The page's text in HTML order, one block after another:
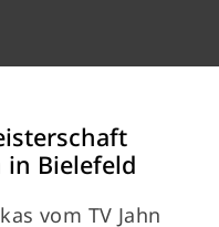
in Bielefeld
vom TV Jahn